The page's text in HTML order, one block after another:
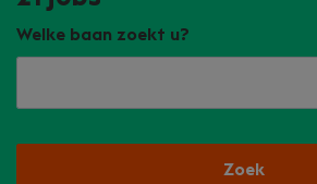
Welke baan zoekt u?
Zoek